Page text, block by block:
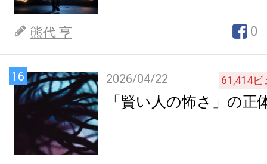
熊代 亨 0
16 2026/04/22 61,414ビ
「賢い人の怖さ」の正